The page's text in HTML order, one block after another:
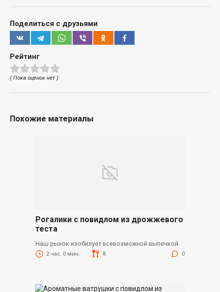
Поделиться с друзьями
Рейтинг
( Пока оценок нет )
Похожие материалы
Рогалики с повидлом из дрожжевого
теста
Наш рынок изобилует всевозможной выпечкой.
2 час. 0 мин. 8 0